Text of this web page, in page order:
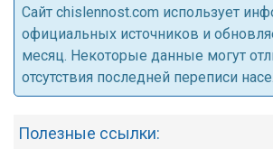
Cайт chislennost.com использует
официальных источников и
месяц. Некоторые данные могут
отсутствия последней переписи
Полезные ссылки: